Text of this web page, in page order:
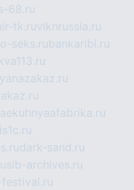
68.ru
tk.ruvlknrussia.ru
seks.rubankaribi.ru
dark-sand.ru
sib-archives.ru